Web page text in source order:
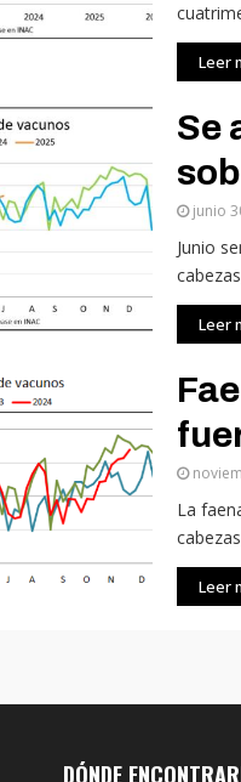
Leer
Se
junio
Junio
Leer
La
Leer
DÓNDE